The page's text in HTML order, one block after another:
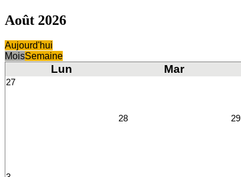
Août 2026
Aujourd'hui
MoisSemaine
Lun Mar
27
28 29